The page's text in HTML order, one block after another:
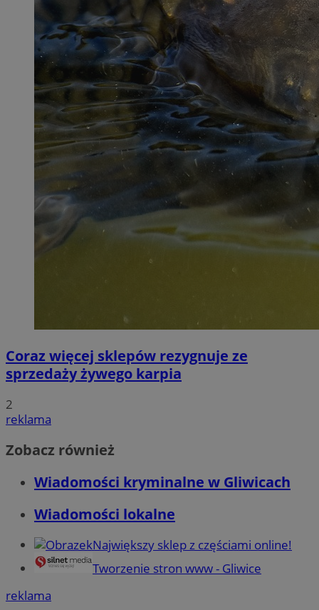
Coraz więcej sklepów rezygnuje ze
sprzedaży żywego karpia
2
reklama
Zobacz również
Wiadomości kryminalne w Gliwicach
Wiadomości lokalne
Największy sklep z częściami online!
Tworzenie stron www - Gliwice
reklama